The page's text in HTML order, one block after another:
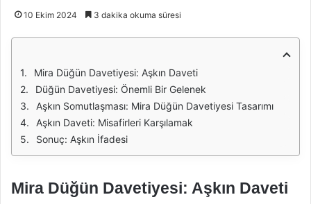
10 Ekim 2024 3 dakika okuma süresi
Mira Düğün Davetiyesi: Aşkın Daveti
Düğün Davetiyesi: Önemli Bir Gelenek
Aşkın Somutlaşması: Mira Düğün Davetiyesi Tasarımı
Aşkın Daveti: Misafirleri Karşılamak
Sonuç: Aşkın İfadesi
Mira Düğün Davetiyesi: Aşkın Daveti